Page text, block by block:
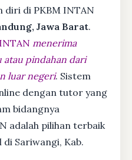
diri di PKBM INTAN
Jawa Barat.
menerima
pindahan dari
luar negeri. Sistem
dengan tutor yang
bidangnya
adalah pilihan terbaik
Sariwangi, Kab.